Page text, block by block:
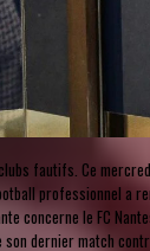
fautifs. Ce
professionnel a
concerne le FC
dernier match